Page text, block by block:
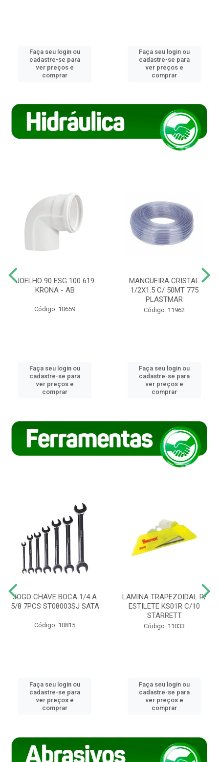
Faça seu login ou
cadastre-se para
ver preços e
comprar
Faça seu login ou
cadastre-se para
ver preços e
comprar
JOELHO 90 ESG 100 619
KRONA - AB
Código: 10659
Faça seu login ou
cadastre-se para
ver preços e
comprar
MANGUEIRA CRISTAL
1/2X1.5 C/ 50MT 775
PLASTMAR
Código: 11962
Faça seu login ou
cadastre-se para
ver preços e
comprar
JOGO CHAVE BOCA 1/4 A
5/8 7PCS ST08003SJ SATA
Código: 10815
Faça seu login ou
cadastre-se para
ver preços e
comprar
LAMINA TRAPEZOIDAL P/
ESTILETE KS01R C/10
STARRETT
Código: 11033
Faça seu login ou
cadastre-se para
ver preços e
comprar